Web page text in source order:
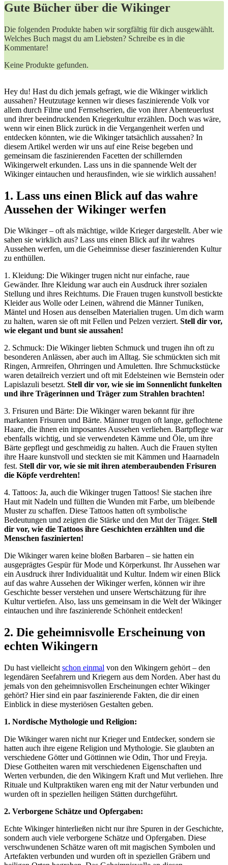
Gute Bücher über die Wikinger
Die folgenden Produkte haben wir sorgfältig für dich ausgewählt.
Welches Buch magst du am Liebsten? Schreibe es in die
Kommentare!
Keine Produkte gefunden.
Hey du! Hast du dich jemals gefragt, wie die Wikinger wirklich
aussahen? Heutzutage kennen wir dieses faszinierende Volk vor
allem durch Filme und Fernsehserien, die von ihrer Abenteuerlust
und ihrer beeindruckenden Kriegerkultur erzählen. Doch was wäre,
wenn wir einen Blick zurück in die Vergangenheit werfen und
entdecken könnten, wie die Wikinger tatsächlich aussahen? In
diesem Artikel werden wir uns auf eine Reise begeben und
gemeinsam die faszinierenden Facetten der schillernden
Wikingerwelt erkunden. Lass uns in die spannende Welt der
Wikinger eintauchen und herausfinden, wie sie wirklich aussahen!
1. Lass uns einen Blick auf das wahre
Aussehen der Wikinger werfen
Die Wikinger – oft als mächtige, wilde Krieger dargestellt. Aber wie
sahen sie wirklich aus? Lass uns einen Blick auf ihr wahres
Aussehen werfen, um die Geheimnisse dieser faszinierenden Kultur
zu enthüllen.
1. Kleidung: Die Wikinger trugen nicht nur einfache, raue
Gewänder. Ihre Kleidung war auch ein Ausdruck ihrer sozialen
Stellung und ihres Reichtums. Die Frauen trugen kunstvoll bestickte
Kleider aus Wolle oder Leinen, während die Männer Tuniken,
Mäntel und Hosen aus denselben Materialien trugen. Um dich warm
zu halten, waren sie oft mit Fellen und Pelzen verziert. Stell dir vor,
wie elegant und bunt sie aussahen!
2. Schmuck: Die Wikinger liebten Schmuck und trugen ihn oft zu
besonderen Anlässen, aber auch im Alltag. Sie schmückten sich mit
Ringen, Armreifen, Ohrringen und Amuletten. Ihre Schmuckstücke
waren detailreich verziert und oft mit Edelsteinen wie Bernstein oder
Lapislazuli besetzt. Stell dir vor, wie sie im Sonnenlicht funkelten
und ihre Trägerinnen und Träger zum Strahlen brachten!
3. Frisuren und Bärte: Die Wikinger waren bekannt für ihre
markanten Frisuren und Bärte. Männer trugen oft lange, geflochtene
Haare, die ihnen ein imposantes Aussehen verliehen. Bartpflege war
ebenfalls wichtig, und sie verwendeten Kämme und Öle, um ihre
Bärte gepflegt und geschmeidig zu halten. Auch die Frauen stylten
ihre Haare kunstvoll und steckten sie mit Kämmen und Haarnadeln
fest. Stell dir vor, wie sie mit ihren atemberaubenden Frisuren
die Köpfe verdrehten!
4. Tattoos: Ja, auch die Wikinger trugen Tattoos! Sie stachen ihre
Haut mit Nadeln und füllten die Wunden mit Farbe, um bleibende
Muster zu schaffen. Diese Tattoos hatten oft symbolische
Bedeutungen und zeigten die Stärke und den Mut der Träger. Stell
dir vor, wie die Tattoos ihre Geschichten erzählten und die
Menschen faszinierten!
Die Wikinger waren keine bloßen Barbaren – sie hatten ein
ausgeprägtes Gespür für Mode und Körperkunst. Ihr Aussehen war
ein Ausdruck ihrer Individualität und Kultur. Indem wir einen Blick
auf das wahre Aussehen der Wikinger werfen, können wir ihre
Geschichte besser verstehen und unsere Wertschätzung für ihre
Kultur vertiefen. Also, lass uns gemeinsam in die Welt der Wikinger
eintauchen und ihre faszinierende Schönheit entdecken!
2. Die geheimnisvolle Erscheinung von
echten Wikingern
Du hast vielleicht schon einmal von den Wikingern gehört – den
legendären Seefahrern und Kriegern aus dem Norden. Aber hast du
jemals von den geheimnisvollen Erscheinungen echter Wikinger
gehört? Hier sind ein paar faszinierende Fakten, die dir einen
Einblick in diese mysteriösen Gestalten geben.
1. Nordische Mythologie und Religion:
Die Wikinger waren nicht nur Krieger und Entdecker, sondern sie
hatten auch ihre eigene Religion und Mythologie. Sie glaubten an
verschiedene Götter und Göttinnen wie Odin, Thor und Freyja.
Diese Gottheiten waren mit verschiedenen Eigenschaften und
Werten verbunden, die den Wikingern Kraft und Mut verliehen. Ihre
Rituale und Kultpraktiken waren eng mit der Natur verbunden und
wurden oft in speziellen heiligen Stätten durchgeführt.
2. Verborgene Schätze und Opfergaben:
Echte Wikinger hinterließen nicht nur ihre Spuren in der Geschichte,
sondern auch viele verborgene Schätze und Opfergaben. Diese
verschwundenen Schätze waren oft mit magischen Symbolen und
Artefakten verbunden und wurden oft in speziellen Gräbern und